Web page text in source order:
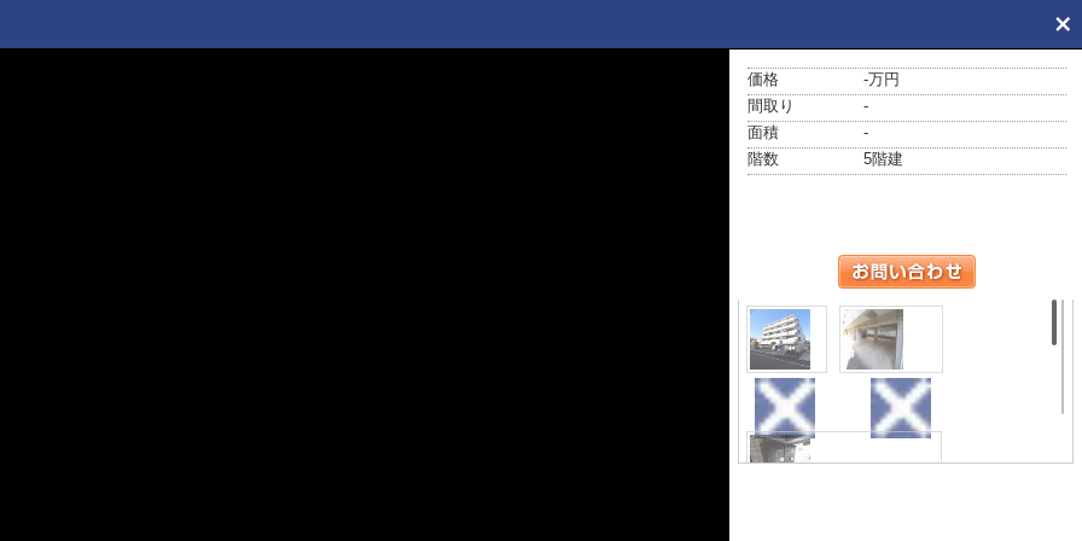
価格
-万円
間取り
-
面積
-
階数
5階建
外観 駐車場